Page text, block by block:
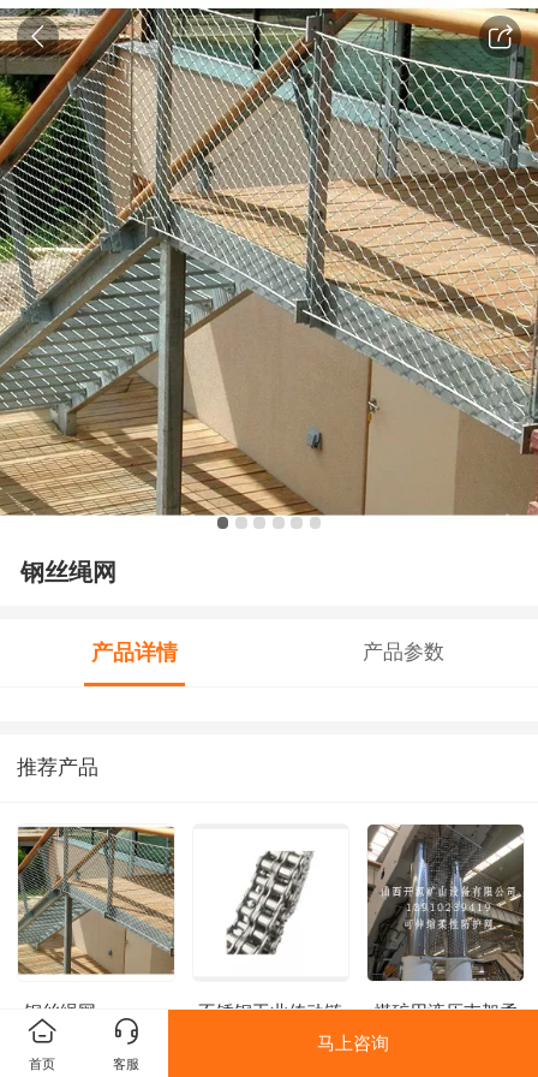
钢丝绳网
产品详情 产品参数
推荐产品
钢丝绳网
不锈钢工业传动链
煤矿用液压支架柔
性防护网
首页 客服
马上咨询